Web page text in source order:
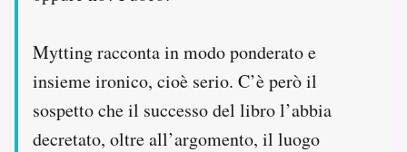
Mytting racconta in modo ponderato e
insieme ironico, cioè serio. C’è però il
sospetto che il successo del libro l’abbia
decretato, oltre all’argomento, il luogo